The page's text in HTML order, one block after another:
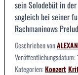
sein Solodebüt in
sogleich bei seiner
Rachmaninows
Geschrieben von
Veröffentlichungsdatum:
Kategorien:Konzert